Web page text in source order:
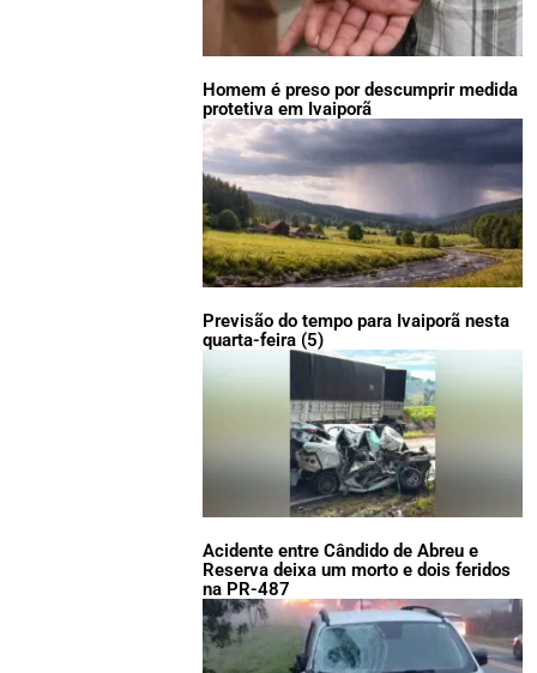
Homem é preso por descumprir medida
protetiva em Ivaiporã
Previsão do tempo para Ivaiporã nesta
quarta-feira (5)
Acidente entre Cândido de Abreu e
Reserva deixa um morto e dois feridos
na PR-487